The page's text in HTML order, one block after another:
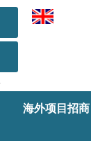
海外项目招商